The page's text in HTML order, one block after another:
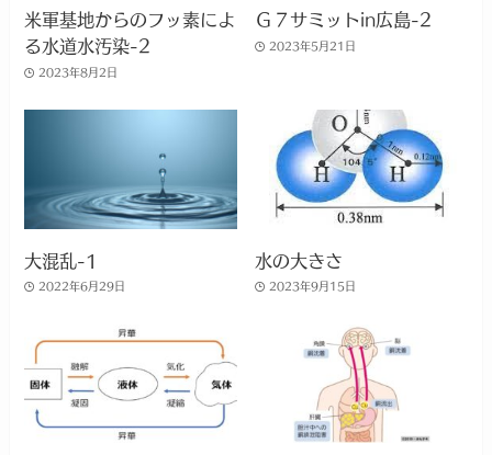
米軍基地からのフッ素によ
る水道水汚染-2
2023年8月2日
Ｇ７サミットin広島-2
2023年5月21日
大混乱-1
2022年6月29日
水の大きさ
2023年9月15日